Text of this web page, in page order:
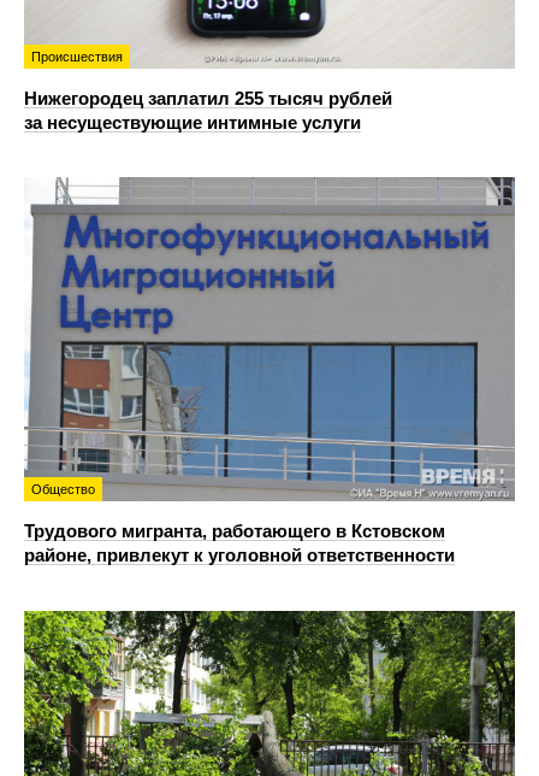
Происшествия
Нижегородец заплатил 255 тысяч рублей
за несуществующие интимные услуги
Общество
Трудового мигранта, работающего в Кстовском
районе, привлекут к уголовной ответственности